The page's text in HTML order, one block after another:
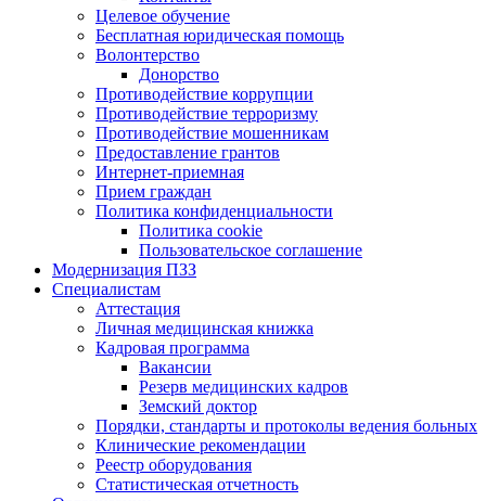
Целевое обучение
Бесплатная юридическая помощь
Волонтерство
Донорство
Противодействие коррупции
Противодействие терроризму
Противодействие мошенникам
Предоставление грантов
Интернет-приемная
Прием граждан
Политика конфиденциальности
Политика cookie
Пользовательское соглашение
Модернизация ПЗЗ
Специалистам
Аттестация
Личная медицинская книжка
Кадровая программа
Вакансии
Резерв медицинских кадров
Земский доктор
Порядки, стандарты и протоколы ведения больных
Клинические рекомендации
Реестр оборудования
Статистическая отчетность